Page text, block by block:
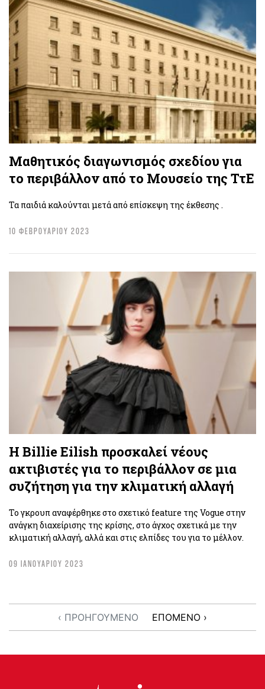
Μαθητικός διαγωνισμός σχεδίου για
το περιβάλλον από το Μουσείο της ΤτΕ
Τα παιδιά καλούνται μετά από επίσκεψη της έκθεσης .
10 ΦΕΒΡΟΥΑΡΙΟΥ 2023
Η Billie Eilish προσκαλεί νέους
ακτιβιστές για το περιβάλλον σε μια
συζήτηση για την κλιματική αλλαγή
Το γκρουπ αναφέρθηκε στο σχετικό feature της Vogue στην
ανάγκη διαχείρισης της κρίσης, στο άγχος σχετικά με την
κλιματική αλλαγή, αλλά και στις ελπίδες του για το μέλλον.
09 ΙΑΝΟΥΑΡΙΟΥ 2023
‹ ΠΡΟΗΓΟΥΜΕΝΟ ΕΠΟΜΕΝΟ ›